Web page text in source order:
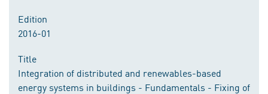
Edition
2016-01
Title
Integration of distributed and renewables-based
energy systems in buildings - Fundamentals - Fixing of